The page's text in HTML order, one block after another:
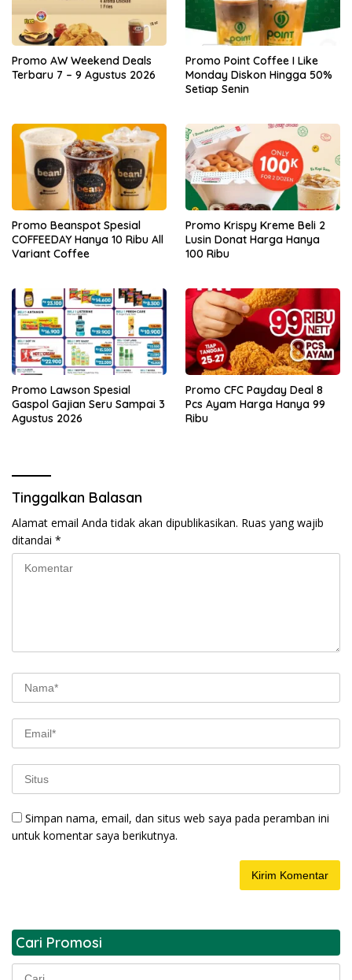
Promo AW Weekend Deals
Terbaru 7 – 9 Agustus 2026
Promo Point Coffee I Like
Monday Diskon Hingga 50%
Setiap Senin
Promo Beanspot Spesial
COFFEEDAY Hanya 10 Ribu All
Variant Coffee
Promo Krispy Kreme Beli 2
Lusin Donat Harga Hanya
100 Ribu
Promo Lawson Spesial
Gaspol Gajian Seru Sampai 3
Agustus 2026
Promo CFC Payday Deal 8
Pcs Ayam Harga Hanya 99
Ribu
Tinggalkan Balasan
Alamat email Anda tidak akan dipublikasikan. Ruas yang wajib
ditandai *
Simpan nama, email, dan situs web saya pada peramban ini
untuk komentar saya berikutnya.
Cari Promosi
Cari